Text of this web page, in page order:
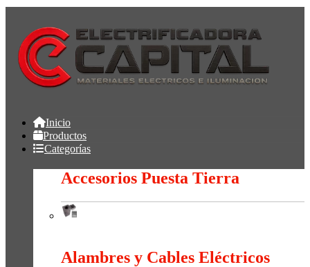
Inicio
Productos
Categorías
Accesorios Puesta Tierra
Alambres y Cables Eléctricos